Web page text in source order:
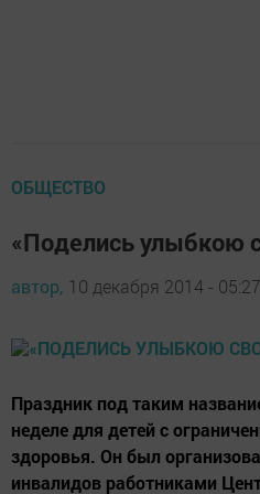
ОБЩЕСТВО
«Поделись улыбкою
автор, 10 декабря 2014 - 05:27
Праздник под таким
неделе для детей с
здоровья. Он был
инвалидов работниками